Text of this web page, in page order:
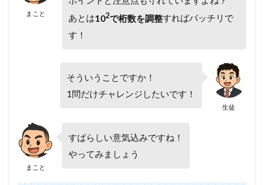
まこと
あとは102で桁数を調整すればバッチリで
す！
生徒
そういうことですか！
1問だけチャレンジしたいです！
まこと
すばらしい意気込みですね！
やってみましょう